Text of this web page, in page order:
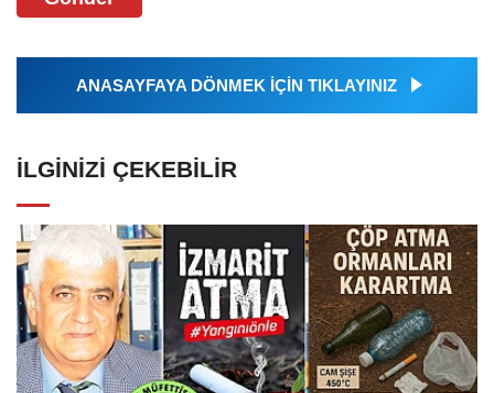
ANASAYFAYA DÖNMEK İÇİN TIKLAYINIZ
İLGINIZI ÇEKEBILIR